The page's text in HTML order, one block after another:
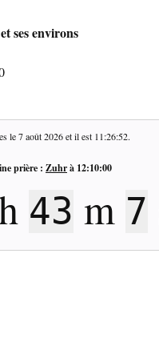
ses environs
le7 août 2026et il est 11:26:53.
prière : Zuhrà 12:10:00
43 m 6